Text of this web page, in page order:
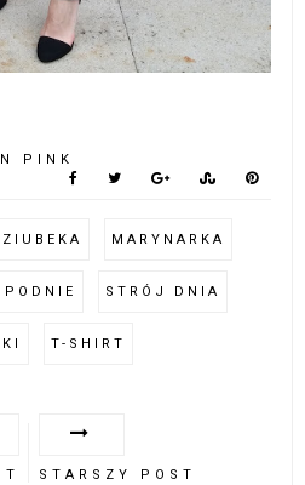
PINK
MARYNARKA
STRÓJ DNIA
T-SHIRT
STARSZY POST